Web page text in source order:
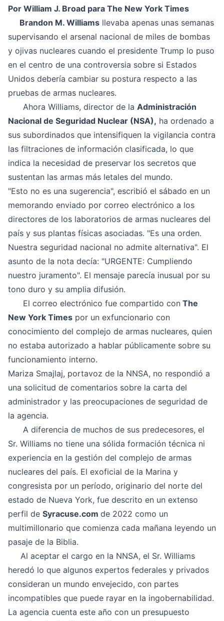
Por William J. Broad para The New York Times
Brandon M. Williams llevaba apenas unas semanas
supervisando el arsenal nacional de miles de bombas
y ojivas nucleares cuando el presidente Trump lo puso
en el centro de una controversia sobre si Estados
Unidos debería cambiar su postura respecto a las
pruebas de armas nucleares.
Ahora Williams, director de la Administración
Nacional de Seguridad Nuclear (NSA), ha ordenado a
sus subordinados que intensifiquen la vigilancia contra
las filtraciones de información clasificada, lo que
indica la necesidad de preservar los secretos que
sustentan las armas más letales del mundo.
"Esto no es una sugerencia", escribió el sábado en un
memorando enviado por correo electrónico a los
directores de los laboratorios de armas nucleares del
país y sus plantas físicas asociadas. "Es una orden.
Nuestra seguridad nacional no admite alternativa". El
asunto de la nota decía: "URGENTE: Cumpliendo
nuestro juramento". El mensaje parecía inusual por su
tono duro y su amplia difusión.
El correo electrónico fue compartido con The
New York Times por un exfuncionario con
conocimiento del complejo de armas nucleares, quien
no estaba autorizado a hablar públicamente sobre su
funcionamiento interno.
Mariza Smajlaj, portavoz de la NNSA, no respondió a
una solicitud de comentarios sobre la carta del
administrador y las preocupaciones de seguridad de
la agencia.
A diferencia de muchos de sus predecesores, el
Sr. Williams no tiene una sólida formación técnica ni
experiencia en la gestión del complejo de armas
nucleares del país. El exoficial de la Marina y
congresista por un período, originario del norte del
estado de Nueva York, fue descrito en un extenso
perfil de Syracuse.com de 2022 como un
multimillonario que comienza cada mañana leyendo un
pasaje de la Biblia.
Al aceptar el cargo en la NNSA, el Sr. Williams
heredó lo que algunos expertos federales y privados
consideran un mundo envejecido, con partes
incompatibles que puede rayar en la ingobernabilidad.
La agencia cuenta este año con un presupuesto